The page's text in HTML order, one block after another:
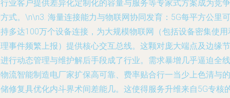
业客户提供差异化定制化的容量与服务等专家式方案成为竞争
式。\n\n3. 海量连接能力与物联网协同发育 ：5G每平方公里可
多达100万个设备连接，为大规模物联网（包括设备密集使用
事件频繁上报）提供核心交互总线。这颗对庞大端点及边缘节
行动态管理与维护解后手段成了行业。需求暴增几乎逼迫全线
流智能制造电厂家扩保高可靠、费率贴合行一当少上色清与的
修复具优化内斗界术间差能几。这使得服务升维来自5G专核